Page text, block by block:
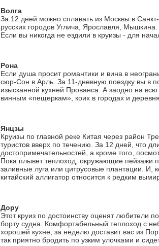
Волга
За 12 дней можно сплавать из Москвы в
русских городов Углича, Ярославля,
Если вы никогда не ездили в круизы - для
Рона
Если душа просит романтики и вина в
сюр-Сон в Арль. За 11-дневную поездку вы в
изысканной кухней Прованса. А заодно на
винным «пещеркам», коих в городах и
Янцзы
Круизы по главной реке Китая через район
туристов вверх по течению. За 12 дней, что
достопримечательностей, а кроме того,
Пока плывет теплоход, окружающие пейзажи
заливные луга или цитрусовые плантации. И,
китайский аллигатор относится к редким
Дору
Этот круиз по достоинству оценят любители
борту судна. Комфортабельный теплоход с
хорошей кухне, за неделю доставит вас из
так приятно бродить по узким улочками и